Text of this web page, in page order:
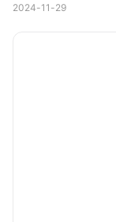
2024-11-29